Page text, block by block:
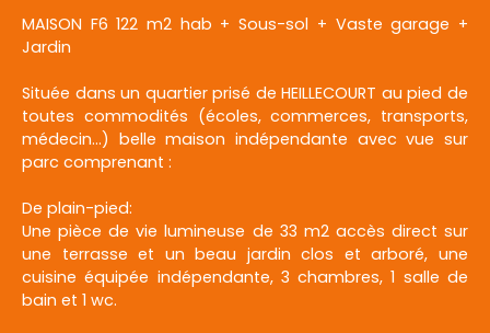
MAISON F6 122 m2 hab + Sous-sol + Vaste garage +
Jardin
Située dans un quartier prisé de HEILLECOURT au pied de
toutes commodités (écoles, commerces, transports,
médecin...) belle maison indépendante avec vue sur
parc comprenant :
De plain-pied:
Une pièce de vie lumineuse de 33 m2 accès direct sur
une terrasse et un beau jardin clos et arboré, une
cuisine équipée indépendante, 3 chambres, 1 salle de
bain et 1 wc.